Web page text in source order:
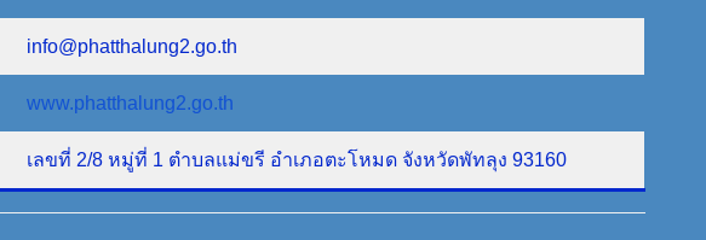
info@phatthalung2.go.th
www.phatthalung2.go.th
เลขที่ 2/8 หมู่ที่ 1 ตำบลแม่ขรี อำเภอตะโหมด จังหวัดพัทลุง 93160